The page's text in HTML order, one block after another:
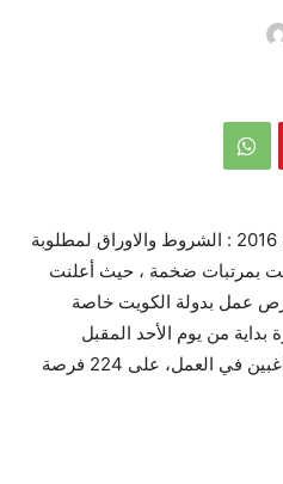
ننشر لكم وظائف القوى العاملة 2016 : الشروط والاوراق لمطلوبة
عمل بدولة الكويت خاصة
بداية من يوم الأحد المقبل
ولمدة 10 أيام، تلقي طلبات الراغبين في العمل، على 224 فرصة